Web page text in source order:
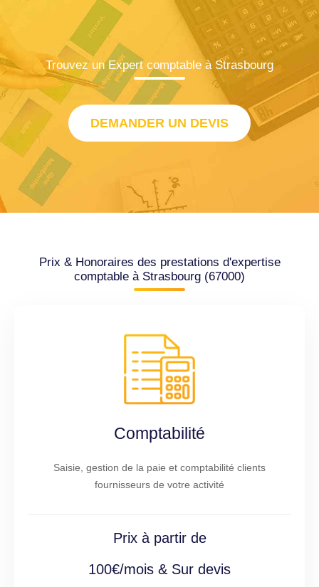
Trouvez un Expert comptable à Strasbourg
DEMANDER UN DEVIS
Prix & Honoraires des prestations d'expertise
comptable à Strasbourg (67000)
Comptabilité
Saisie, gestion de la paie et comptabilité clients
fournisseurs de votre activité
Prix à partir de
100€/mois & Sur devis